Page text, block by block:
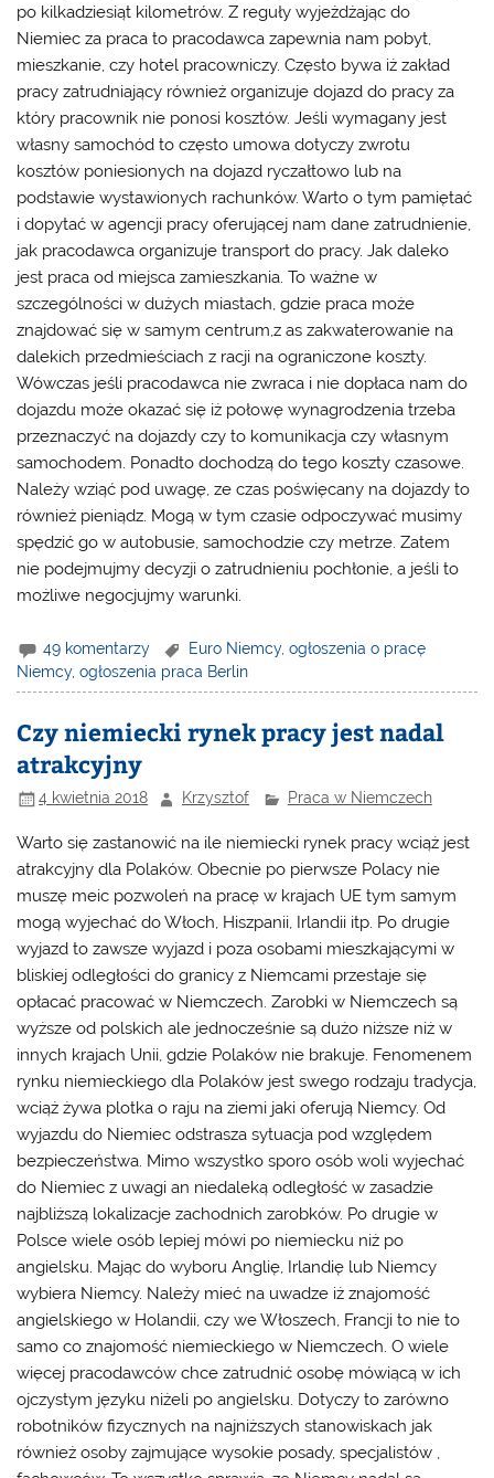
po kilkadziesiąt kilometrów. Z reguły wyjeżdżając do
Niemiec za praca to pracodawca zapewnia nam pobyt,
mieszkanie, czy hotel pracowniczy. Często bywa iż zakład
pracy zatrudniający również organizuje dojazd do pracy za
który pracownik nie ponosi kosztów. Jeśli wymagany jest
własny samochód to często umowa dotyczy zwrotu
kosztów poniesionych na dojazd ryczałtowo lub na
podstawie wystawionych rachunków. Warto o tym pamiętać
i dopytać w agencji pracy oferującej nam dane zatrudnienie,
jak pracodawca organizuje transport do pracy. Jak daleko
jest praca od miejsca zamieszkania. To ważne w
szczególności w dużych miastach, gdzie praca może
znajdować się w samym centrum,z as zakwaterowanie na
dalekich przedmieściach z racji na ograniczone koszty.
Wówczas jeśli pracodawca nie zwraca i nie dopłaca nam do
dojazdu może okazać się iż połowę wynagrodzenia trzeba
przeznaczyć na dojazdy czy to komunikacja czy własnym
samochodem. Ponadto dochodzą do tego koszty czasowe.
Należy wziąć pod uwagę, ze czas poświęcany na dojazdy to
również pieniądz. Mogą w tym czasie odpoczywać musimy
spędzić go w autobusie, samochodzie czy metrze. Zatem
nie podejmujmy decyzji o zatrudnieniu pochłonie, a jeśli to
możliwe negocjujmy warunki.
49 komentarzy Euro Niemcy,ogłoszenia o pracę
Niemcy,ogłoszenia praca Berlin
Czy niemiecki rynek pracy jest nadal
atrakcyjny
4 kwietnia 2018 Krzysztof Praca w Niemczech
Warto się zastanowić na ile niemiecki rynek pracy wciąż jest
atrakcyjny dla Polaków. Obecnie po pierwsze Polacy nie
muszę meic pozwoleń na pracę w krajach UE tym samym
mogą wyjechać do Włoch, Hiszpanii, Irlandii itp. Po drugie
wyjazd to zawsze wyjazd i poza osobami mieszkającymi w
bliskiej odległości do granicy z Niemcami przestaje się
opłacać pracować w Niemczech. Zarobki w Niemczech są
wyższe od polskich ale jednocześnie są dużo niższe niż w
innych krajach Unii, gdzie Polaków nie brakuje. Fenomenem
rynku niemieckiego dla Polaków jest swego rodzaju tradycja,
wciąż żywa plotka o raju na ziemi jaki oferują Niemcy. Od
wyjazdu do Niemiec odstrasza sytuacja pod względem
bezpieczeństwa. Mimo wszystko sporo osób woli wyjechać
do Niemiec z uwagi an niedaleką odległość w zasadzie
najbliższą lokalizacje zachodnich zarobków. Po drugie w
Polsce wiele osób lepiej mówi po niemiecku niż po
angielsku. Mając do wyboru Anglię, Irlandię lub Niemcy
wybiera Niemcy. Należy mieć na uwadze iż znajomość
angielskiego w Holandii, czy we Włoszech, Francji to nie to
samo co znajomość niemieckiego w Niemczech. O wiele
więcej pracodawców chce zatrudnić osobę mówiącą w ich
ojczystym języku niżeli po angielsku. Dotyczy to zarówno
robotników fizycznych na najniższych stanowiskach jak
również osoby zajmujące wysokie posady, specjalistów ,